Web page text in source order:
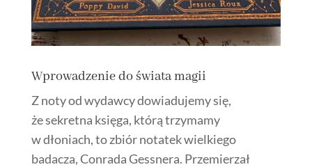
Wprowadzenie do świata magii
Z noty od wydawcy dowiadujemy się,
że sekretna księga, którą trzymamy
w dłoniach, to zbiór notatek wielkiego
badacza, Conrada Gessnera. Przemierzał